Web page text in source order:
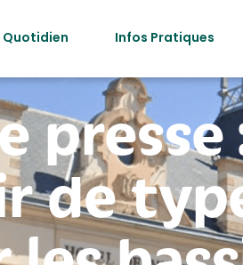
Quotidien Infos Pratiques
presse
de